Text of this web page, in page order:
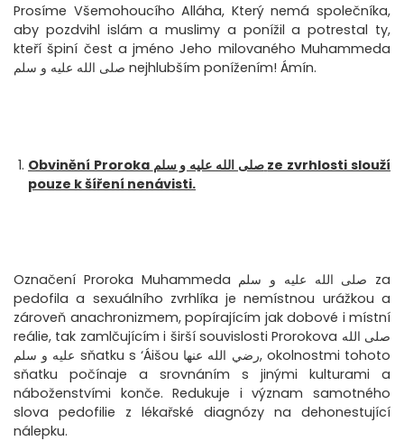
Prosíme Všemohoucího Alláha, Který nemá společníka,
aby pozdvihl islám a muslimy a ponížil a potrestal ty,
kteří špiní čest a jméno Jeho milovaného Muhammeda
صلى الله عليه و سلم nejhlubším ponížením! Ámín.
Obvinění Proroka صلى الله عليه و سلم ze zvrhlosti slouží
pouze k šíření nenávisti.
Označení Proroka Muhammeda صلى الله عليه و سلم za
pedofila a sexuálního zvrhlíka je nemístnou urážkou a
zároveň anachronizmem, popírajícím jak dobové i místní
reálie, tak zamlčujícím i širší souvislosti Prorokova صلى الله
عليه و سلم sňatku s ‘Áišou رضي الله عنها, okolnostmi tohoto
sňatku počínaje a srovnáním s jinými kulturami a
náboženstvími konče. Redukuje i význam samotného
slova pedofilie z lékařské diagnózy na dehonestující
nálepku.